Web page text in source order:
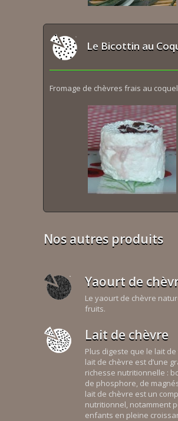
Le Bicottin au
Fromage de chèvres frais au
Nos autres produits
Yaourt de
Le yaourt de chèvre
fruits.
Lait de chèvre
Plus digeste que le lait de
lait de chèvre est d’une
richesse nutritionnelle :
de phosphore, de
lait de chèvre est un
nutritionnel, notamment
enfants en pleine